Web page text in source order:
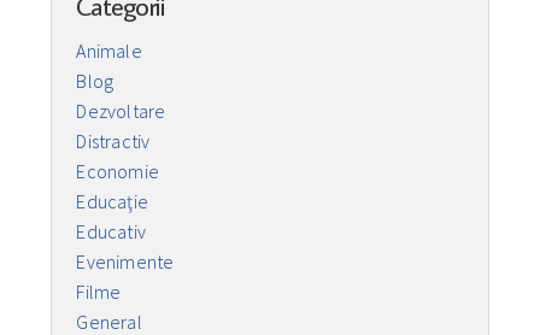
Animale
Blog
Dezvoltare
Distractiv
Economie
Educaţie
Educativ
Evenimente
Filme
General